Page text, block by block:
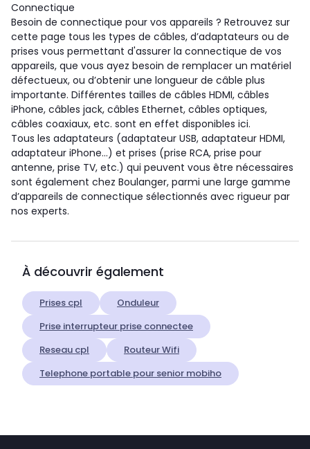
Connectique
Besoin de connectique pour vos appareils ? Retrouvez sur
cette page tous les types de câbles, d’adaptateurs ou de
prises vous permettant d'assurer la connectique de vos
appareils, que vous ayez besoin de remplacer un matériel
défectueux, ou d’obtenir une longueur de câble plus
importante. Différentes tailles de câbles HDMI, câbles
iPhone, câbles jack, câbles Ethernet, câbles optiques,
câbles coaxiaux, etc. sont en effet disponibles ici.
Tous les adaptateurs (adaptateur USB, adaptateur HDMI,
adaptateur iPhone...) et prises (prise RCA, prise pour
antenne, prise TV, etc.) qui peuvent vous être nécessaires
sont également chez Boulanger, parmi une large gamme
d’appareils de connectique sélectionnés avec rigueur par
nos experts.
À découvrir également
Prises cpl
Onduleur
Prise interrupteur prise connectee
Reseau cpl
Routeur Wifi
Telephone portable pour senior mobiho